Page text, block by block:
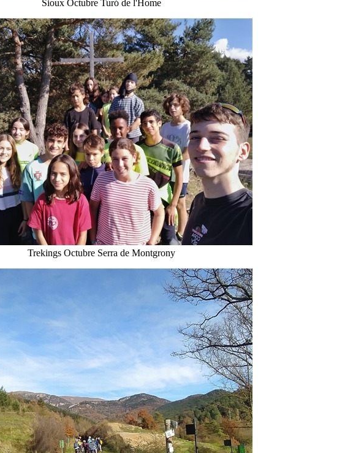
Sioux Octubre Turó de l'Home
Trekings Octubre Serra de Montgrony